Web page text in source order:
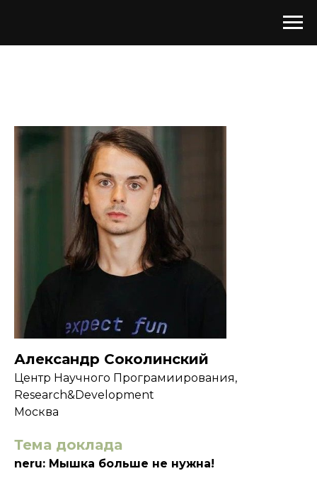
Александр Соколинский
Центр Научного Програмиирования,
Research&Development
Москва
Тема доклада
neru: Мышка больше не нужна!